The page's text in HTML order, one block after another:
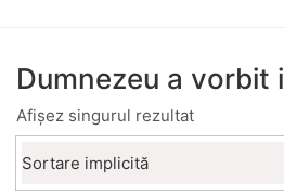
Dumnezeu a vorbit
Afișez singurul rezultat
Sortare implicită